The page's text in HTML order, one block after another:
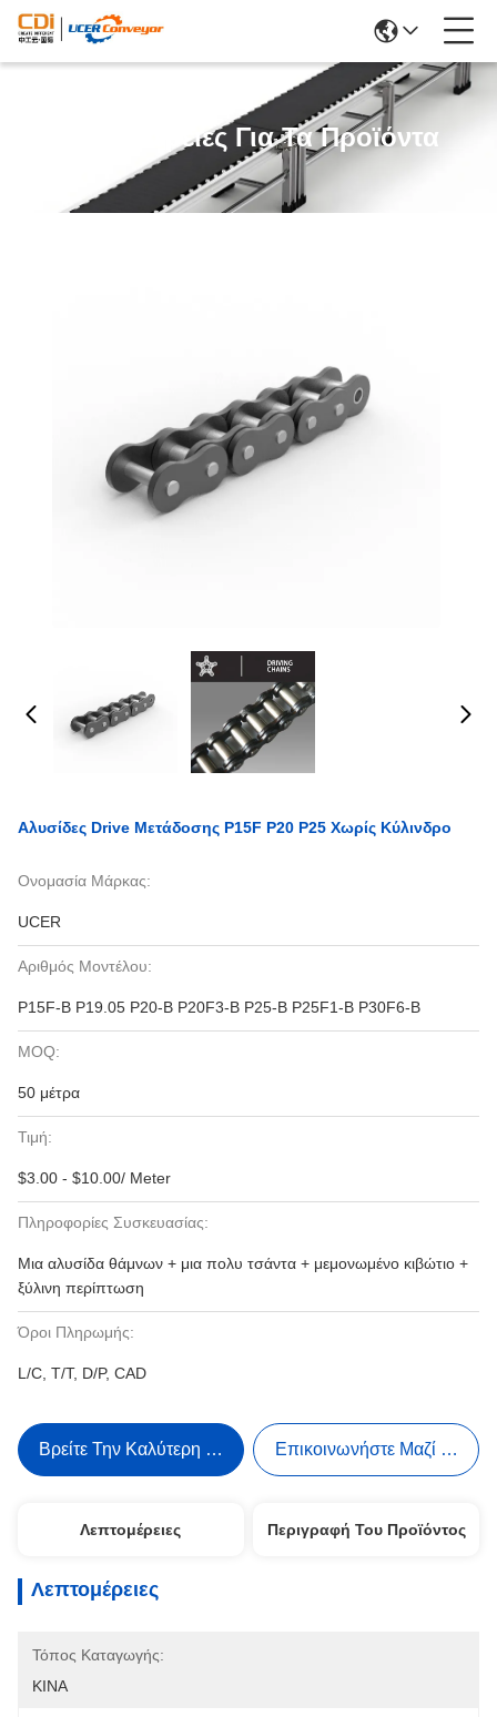
Λεπτομέρειες Για Τα Προϊόντα
Αλυσίδες Drive Μετάδοσης P15F P20 P25 Χωρίς Κύλινδρο
Ονομασία Μάρκας:
UCER
Αριθμός Μοντέλου:
P15F-Β P19.05 P20-Β P20F3-Β P25-Β P25F1-Β P30F6-Β
MOQ:
50 μέτρα
Τιμή:
$3.00 - $10.00/ Meter
Πληροφορίες Συσκευασίας:
Μια αλυσίδα θάμνων + μια πολυ τσάντα + μεμονωμένο κιβώτιο +
ξύλινη περίπτωση
Όροι Πληρωμής:
L/C, T/T, D/P, CAD
Βρείτε Την Καλύτερη Τιμή Επικοινωνήστε Μαζί Μας
Λεπτομέρειες Περιγραφή Του Προϊόντος
Λεπτομέρειες
Τόπος Καταγωγής:
ΚΙΝΑ